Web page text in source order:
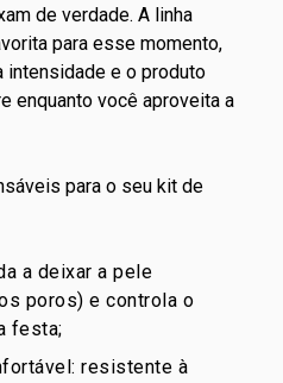
de verdade. A linha
para esse momento,
intensidade e o produto
enquanto você aproveita a
para o seu kit de
a deixar a pele
poros) e controla o
festa;
resistente à